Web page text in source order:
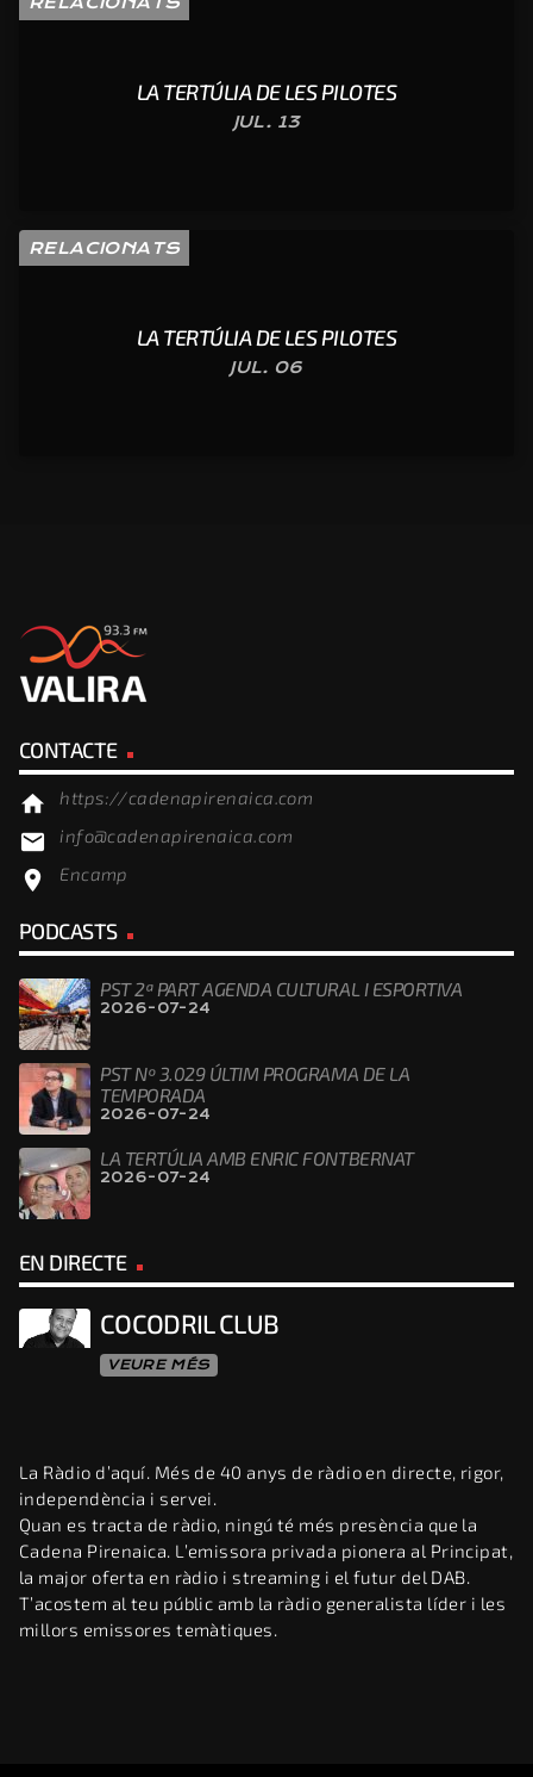
LA TERTÚLIA DE LES PILOTES
JUL. 13
RELACIONATS
LA TERTÚLIA DE LES PILOTES
JUL. 06
CONTACTE
home https://cadenapirenaica.com
email info@cadenapirenaica.com
location_on Encamp
PODCASTS
PST 2ª PART AGENDA CULTURAL I ESPORTIVA
2026-07-24
PST Nº 3.029 ÚLTIM PROGRAMA DE LA
TEMPORADA
2026-07-24
LA TERTÚLIA AMB ENRIC FONTBERNAT
2026-07-24
EN DIRECTE
COCODRIL CLUB
VEURE MÉS
La Ràdio d’aquí. Més de 40 anys de ràdio en directe, rigor,
independència i servei.
Quan es tracta de ràdio, ningú té més presència que la
Cadena Pirenaica. L’emissora privada pionera al Principat,
la major oferta en ràdio i streaming i el futur del DAB.
T’acostem al teu públic amb la ràdio generalista líder i les
millors emissores temàtiques.